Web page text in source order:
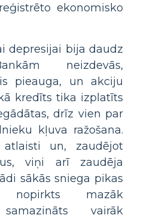
ekonomisko
depresijai bija daudz
neizdevās,
pieauga, un akciju
kredīts tika izplatīts
drīz vien par
kļuva ražošana.
un, zaudējot
viņi arī zaudēja
sākās sniega pikas
mazāk
vairāk